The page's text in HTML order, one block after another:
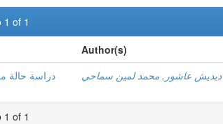
1 of 1
Author(s)
دیدیش عاشور, محمد لمین سماحي
1 of 1